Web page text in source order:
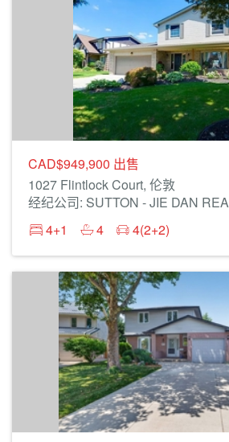
CAD$949,900 出售
1027 Flintlock Court, 伦敦
4+1
4 4(2+2)